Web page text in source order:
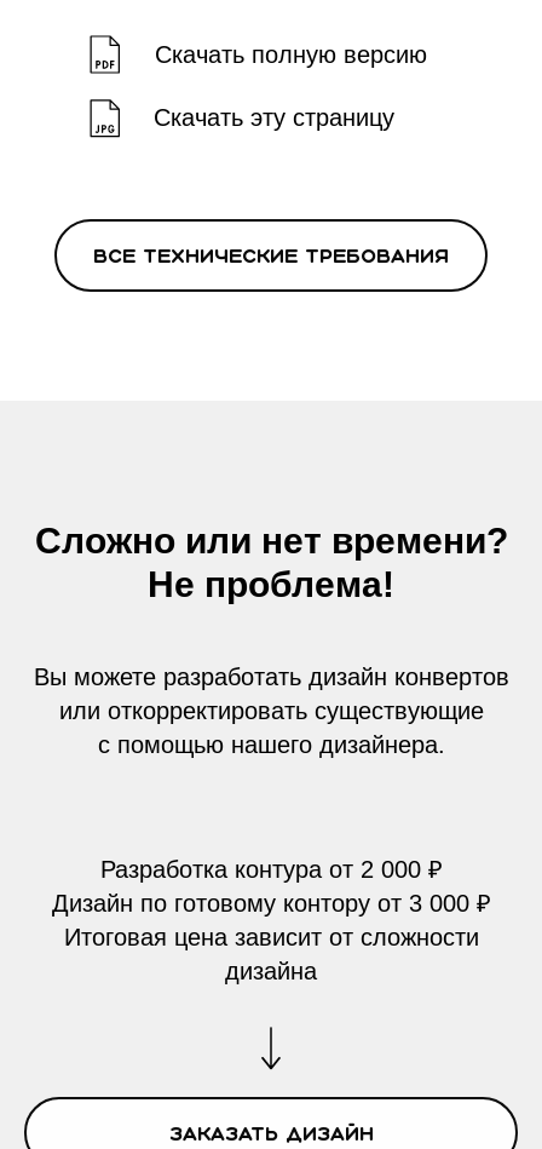
Скачать эту страницу
Скачать полную версию
Все технические требования
Сложно или нет времени?
Не проблема!
Вы можете разработать дизайн конвертов
или откорректировать существующие
с помощью нашего дизайнера.
Разработка контура от 2 000 ₽
Дизайн по готовому контору от 3 000 ₽
Итоговая цена зависит от сложности
дизайна
Заказать дизайн